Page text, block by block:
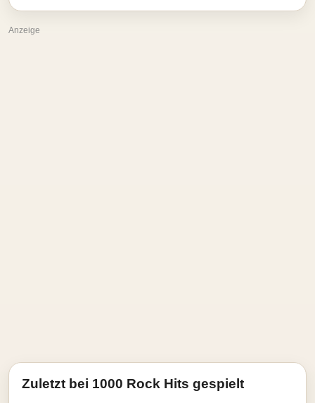
Anzeige
Zuletzt bei 1000 Rock Hits gespielt